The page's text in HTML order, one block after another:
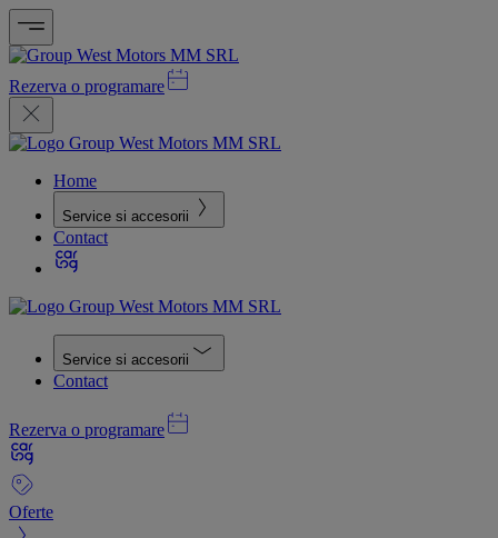
Rezerva o programare
Home
Service si accesorii
Contact
Service si accesorii
Contact
Rezerva o programare
Oferte